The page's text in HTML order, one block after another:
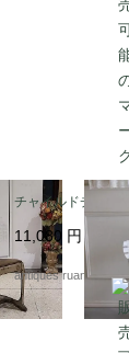
チャイルドチェア
11,080 円
antiques ruan